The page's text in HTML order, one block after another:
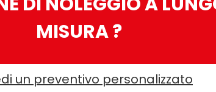
MISURA ?
un preventivo personalizzato